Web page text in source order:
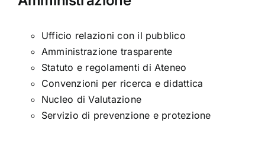
Ufficio relazioni con il pubblico
Amministrazione trasparente
Statuto e regolamenti di Ateneo
Convenzioni per ricerca e didattica
Nucleo di Valutazione
Servizio di prevenzione e protezione